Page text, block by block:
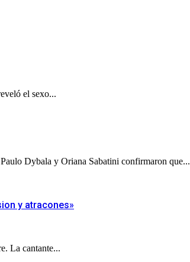
el sexo...
Dybala y Oriana Sabatini confirmaron que...
y atracones»
La cantante...